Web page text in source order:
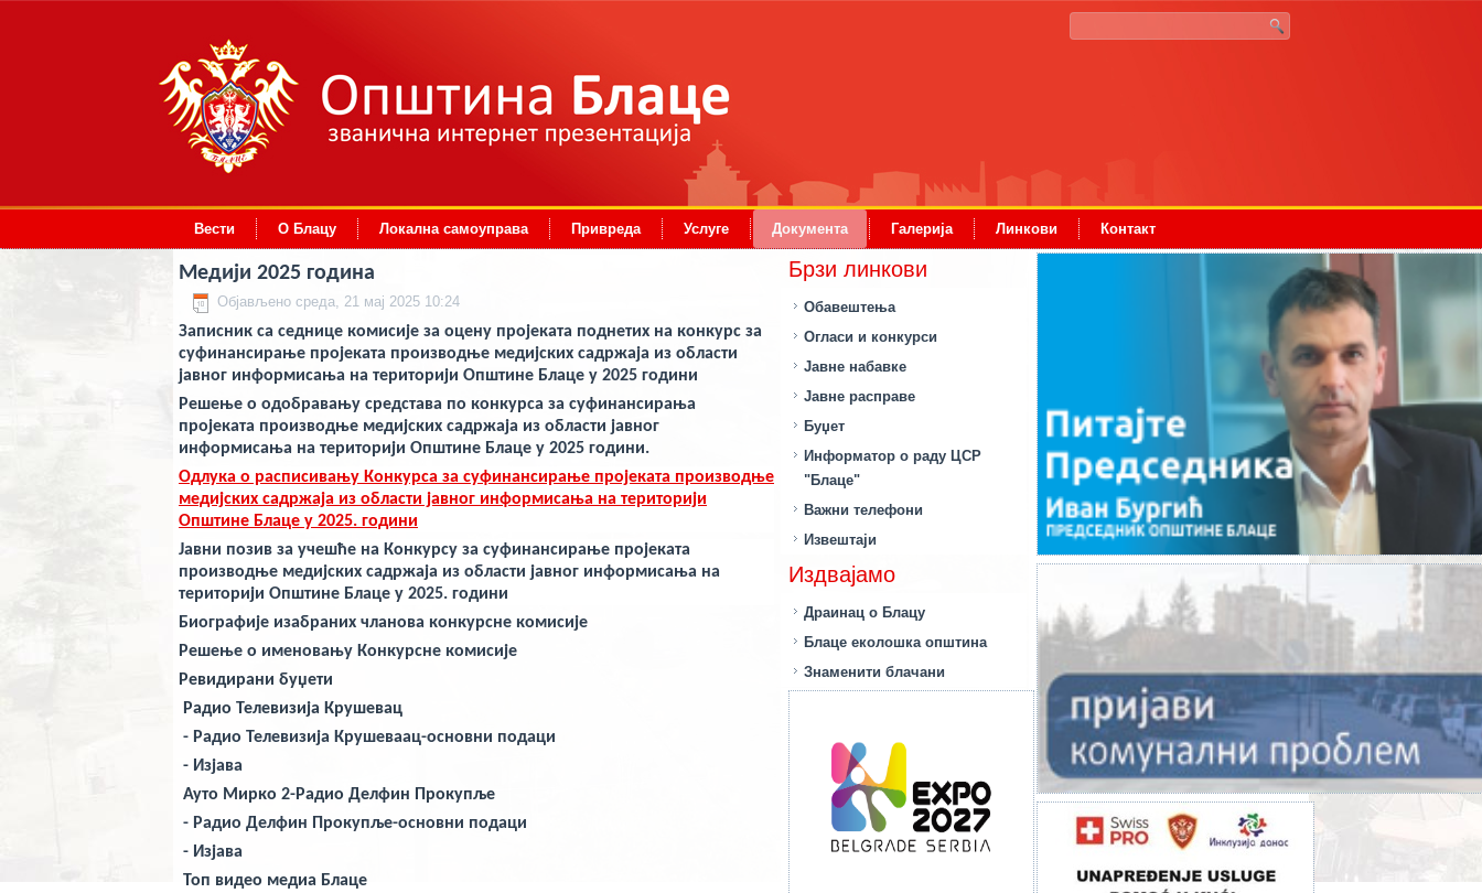
Вести О Блацу Локална самоуправа Привреда Услуге Документа Галерија Линкови Контакт
bonusu
veren
siteler
deneme
bonusu
deneme
bonusu
veren
siteler
2024
deneme
bonusu
veren
bahis
siteleri
bonus
veren
bahis
siteleri
deneme
bonusu
veren
yeni
siteler
deneme
bonusu
casino
siteleri
Yeni
Bonus
Veren
Siteler
Медији 2025 година
Објављено среда, 21 мај 2025 10:24
Записник са седнице комисије за оцену пројеката поднетих на конкурс за
суфинансирање пројеката производње медијских садржаја из области
јавног информисања на територији Општине Блаце у 2025 години
Решење о одобравању средстава по конкурса за суфинансирања
пројеката производње медијских садржаја из области јавног
информисања на територији Општине Блаце у 2025 години.
Одлука о расписивању Конкурса за суфинансирање пројеката производње
медијских садржаја из области јавног информисања на територији
Општине Блаце у 2025. години
Јавни позив за учешће на Конкурсу за суфинансирање пројеката
производње медијских садржаја из области јавног информисања на
територији Општине Блаце у 2025. години
Биографије изабраних чланова конкурсне комисије
Решење о именовању Конкурсне комисије
Ревидирани буџети
Радио Телевизија Крушевац
- Радио Телевизија Крушеваац-основни подаци
- Изјава
Ауто Мирко 2-Радио Делфин Прокупље
- Радио Делфин Прокупље-основни подаци
- Изјава
Топ видео медиа Блаце
Брзи линкови
Обавештења
Огласи и конкурси
Јавне набавке
Јавне расправе
Буџет
Информатор о раду ЦСР
"Блаце"
Важни телефони
Извештаји
Издвајамо
Драинац о Блацу
Блаце еколошка општина
Знаменити блачани